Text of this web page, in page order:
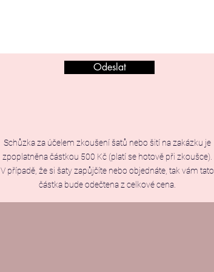
Odeslat
Schůzka za účelem zkoušení šatů nebo šití na zakázku je
zpoplatněna částkou 500 Kč (platí se hotově při zkoušce).
V případě, že si šaty zapůjčíte nebo objednáte, tak vám tato
částka bude odečtena z celkové cena.